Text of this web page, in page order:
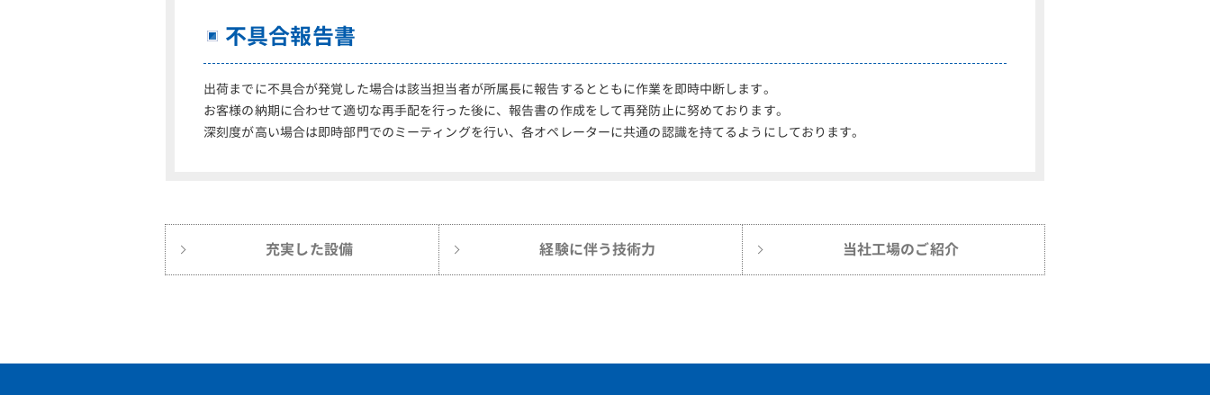
不具合報告書
出荷までに不具合が発覚した場合は該当担当者が所属長に報告するとともに作業を即時中断します。
お客様の納期に合わせて適切な再手配を行った後に、報告書の作成をして再発防止に努めております。
深刻度が高い場合は即時部門でのミーティングを行い、各オペレーターに共通の認識を持てるようにしております。
充実した設備 経験に伴う技術力 当社工場のご紹介